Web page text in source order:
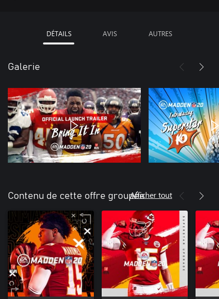
DÉTAILS AVIS AUTRES
Galerie
Contenu de cette offre groupéeAfficher tout